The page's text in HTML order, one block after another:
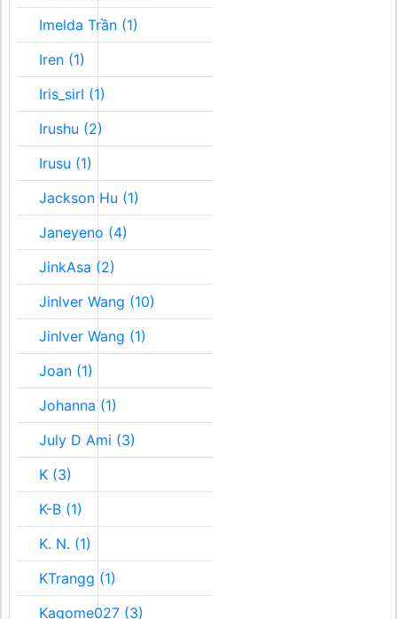
Imelda Trần (1)
Iren (1)
Iris_sirI (1)
Irushu (2)
Irusu (1)
Jackson Hu (1)
Janeyeno (4)
JinkAsa (2)
Jinlver Wang (10)
Jinlver Wang (1)
Joan (1)
Johanna (1)
July D Ami (3)
K (3)
K-B (1)
K. N. (1)
KTrangg (1)
Kagome027 (3)